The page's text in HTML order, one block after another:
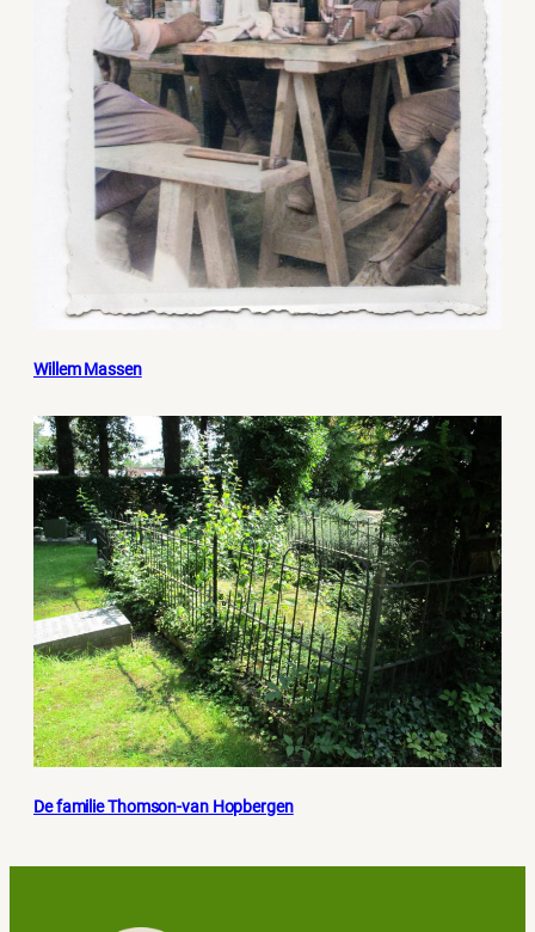
Willem Massen
De familie Thomson-van Hopbergen